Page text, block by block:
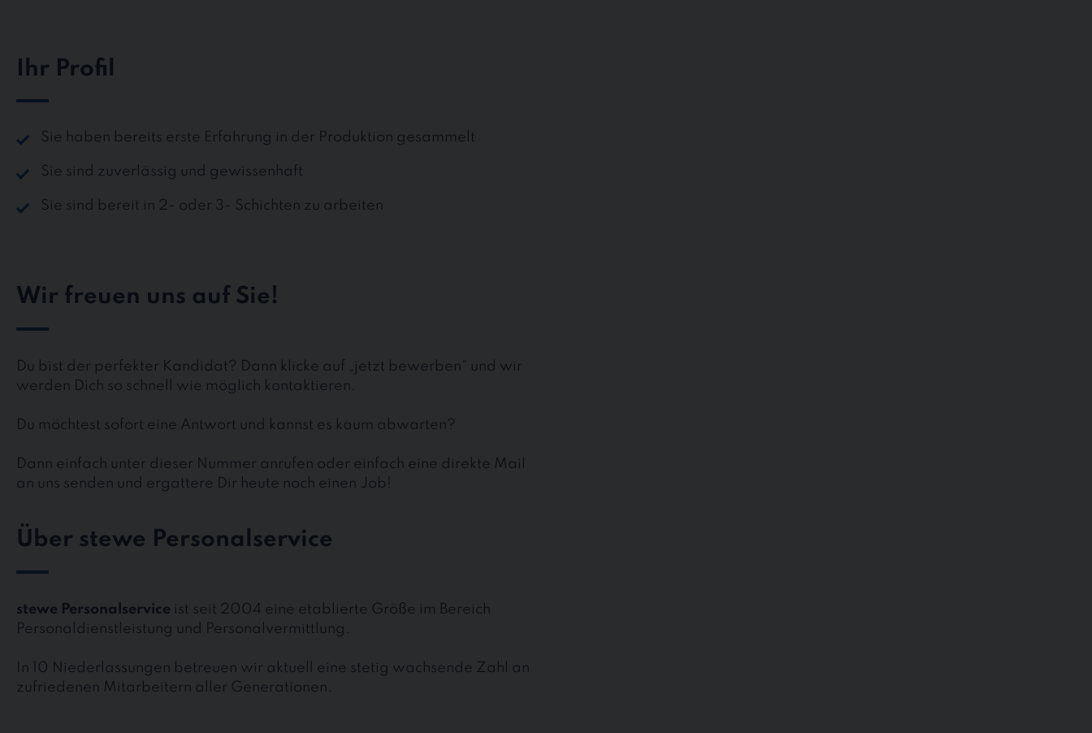
Ihr Profil
Sie haben bereits erste Erfahrung in der Produktion gesammelt
Sie sind zuverlässig und gewissenhaft
Sie sind bereit in 2- oder 3- Schichten zu arbeiten
Wir freuen uns auf Sie!
Du bist der perfekter Kandidat? Dann klicke auf „jetzt bewerben“ und wir
werden Dich so schnell wie möglich kontaktieren.
Du möchtest sofort eine Antwort und kannst es kaum abwarten?
Dann einfach unter dieser Nummer anrufen oder einfach eine direkte Mail
an uns senden und ergattere Dir heute noch einen Job!
Über stewe Personalservice
stewe Personalservice ist seit 2004 eine etablierte Größe im Bereich
Personaldienstleistung und Personalvermittlung.
In 10 Niederlassungen betreuen wir aktuell eine stetig wachsende Zahl an
zufriedenen Mitarbeitern aller Generationen.